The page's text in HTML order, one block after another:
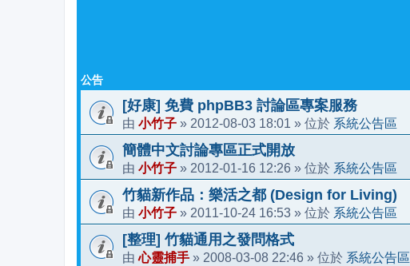
公告
[好康] 免費 phpBB3 討論區專案服務
由 小竹子 » 2012-08-03 18:01 » 位於 系統公告區
簡體中文討論專區正式開放
由 小竹子 » 2012-01-16 12:26 » 位於 系統公告區
竹貓新作品：樂活之都 (Design for Living)
由 小竹子 » 2011-10-24 16:53 » 位於 系統公告區
[整理] 竹貓通用之發問格式
由心靈捕手 » 2008-03-08 22:46 » 位於 系統公告區